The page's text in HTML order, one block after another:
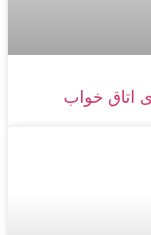
اتاق خواب